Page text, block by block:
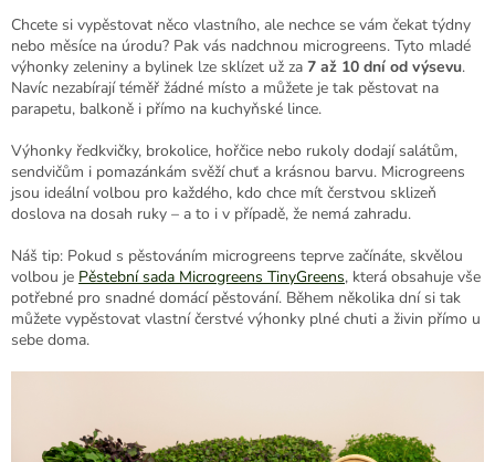
Chcete si vypěstovat něco vlastního, ale nechce se vám čekat týdny
nebo měsíce na úrodu? Pak vás nadchnou microgreens. Tyto mladé
výhonky zeleniny a bylinek lze sklízet už za 7 až 10 dní od výsevu.
Navíc nezabírají téměř žádné místo a můžete je tak pěstovat na
parapetu, balkoně i přímo na kuchyňské lince.
Výhonky ředkvičky, brokolice, hořčice nebo rukoly dodají salátům,
sendvičům i pomazánkám svěží chuť a krásnou barvu. Microgreens
jsou ideální volbou pro každého, kdo chce mít čerstvou sklizeň
doslova na dosah ruky – a to i v případě, že nemá zahradu.
Náš tip: Pokud s pěstováním microgreens teprve začínáte, skvělou
volbou je Pěstební sada Microgreens TinyGreens, která obsahuje vše
potřebné pro snadné domácí pěstování. Během několika dní si tak
můžete vypěstovat vlastní čerstvé výhonky plné chuti a živin přímo u
sebe doma.